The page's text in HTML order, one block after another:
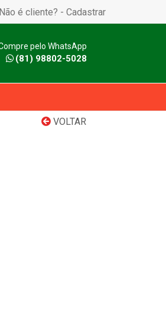
Não é cliente? - Cadastrar
pelo WhatsApp
(81) 98802-5028
VOLTAR